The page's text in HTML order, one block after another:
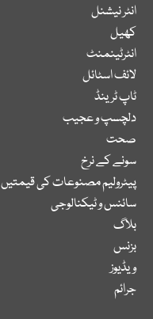
انٹر نیشنل
کھیل
انٹرٹینمنٹ
لائف اسٹائل
ٹاپ ٹرینڈ
دلچسپ و عجیب
صحت
سونے کے نرخ
پیٹرولیم مصنوعات کی قیمتیں
سائنس و ٹیکنالوجی
بلاگ
بزنس
ویڈیوز
جرائم